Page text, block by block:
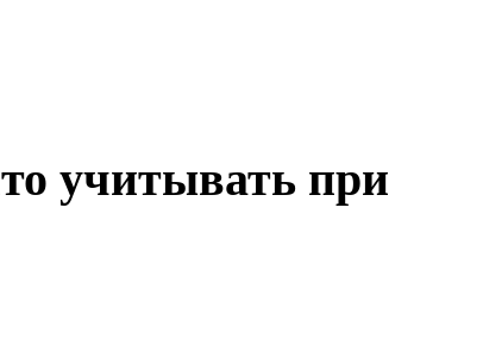
учитывать при